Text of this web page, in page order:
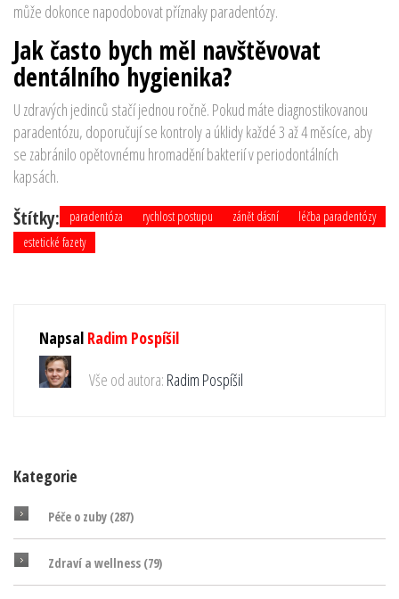
může dokonce napodobovat příznaky paradentózy.
Jak často bych měl navštěvovat
dentálního hygienika?
U zdravých jedinců stačí jednou ročně. Pokud máte diagnostikovanou
paradentózu, doporučují se kontroly a úklidy každé 3 až 4 měsíce, aby
se zabránilo opětovnému hromadění bakterií v periodontálních
kapsách.
Štítky: paradentóza rychlost postupu zánět dásní
léčba paradentózy
estetické fazety
Napsal Radim Pospíšil
Vše od autora: Radim Pospíšil
Kategorie
Péče o zuby (287)
Zdraví a wellness (79)